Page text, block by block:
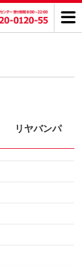
リヤバンパ